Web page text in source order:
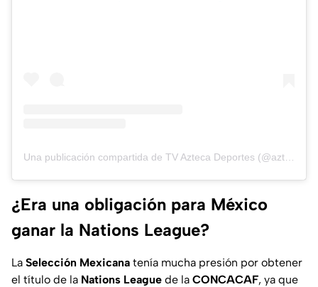
¿Era una obligación para México
ganar la Nations League?
La Selección Mexicana tenía mucha presión por obtener
el título de la Nations League de la CONCACAF, ya que